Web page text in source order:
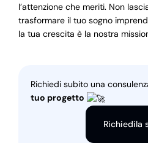
l’attenzione che meriti. Non
trasformare il tuo sogno
la tua crescita è la nostra
Richiedi subito una
tuo progetto
Richiedila